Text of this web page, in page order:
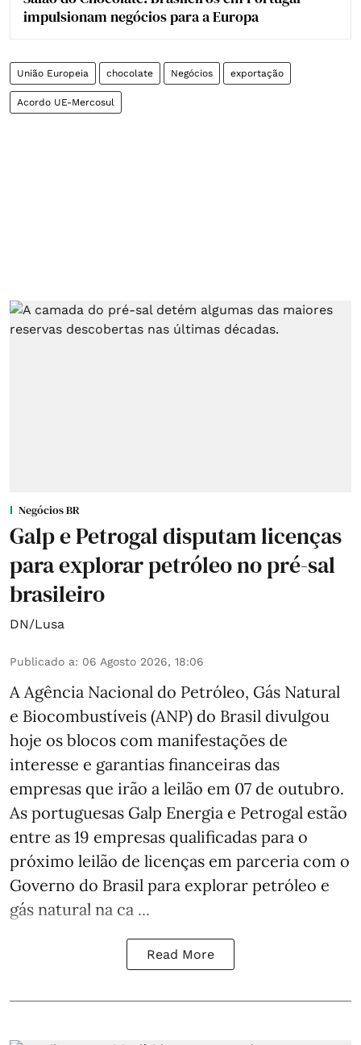
impulsionam negócios para a Europa
União Europeia chocolate Negócios exportação
Acordo UE-Mercosul
Negócios BR
Galp e Petrogal disputam licenças
para explorar petróleo no pré-sal
brasileiro
DN/Lusa
Publicado a: 06 Agosto 2026, 18:06
A Agência Nacional do Petróleo, Gás Natural
e Biocombustíveis (ANP) do Brasil divulgou
hoje os blocos com manifestações de
interesse e garantias financeiras das
empresas que irão a leilão em 07 de outubro.
As portuguesas Galp Energia e Petrogal estão
entre as 19 empresas qualificadas para o
próximo leilão de licenças em parceria com o
Governo do Brasil para explorar petróleo e
gás natural na ca ...
Read More